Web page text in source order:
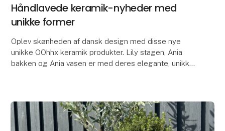
Håndlavede keramik-nyheder med
unikke former
Oplev skønheden af dansk design med disse nye
unikke OOhhx keramik produkter. Lily stagen, Ania
bakken og Ania vasen er med deres elegante, unikke